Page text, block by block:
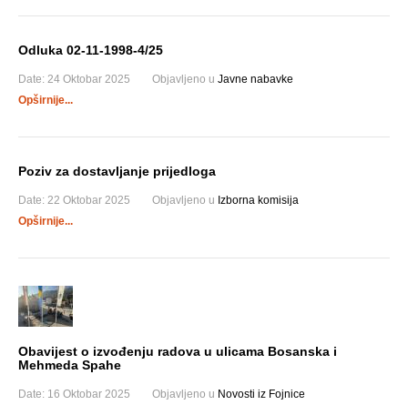
Odluka 02-11-1998-4/25
Date: 24 Oktobar 2025 Objavljeno u Javne nabavke
Opširnije...
Poziv za dostavljanje prijedloga
Date: 22 Oktobar 2025 Objavljeno u Izborna komisija
Opširnije...
Obavijest o izvođenju radova u ulicama Bosanska i
Mehmeda Spahe
Date: 16 Oktobar 2025 Objavljeno u Novosti iz Fojnice